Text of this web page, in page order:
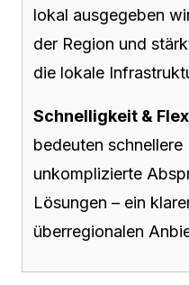
lokal ausgegeben
der Region und
die lokale
Schnelligkeit &
bedeuten schnellere
unkomplizierte
Lösungen – ein
überregionalen